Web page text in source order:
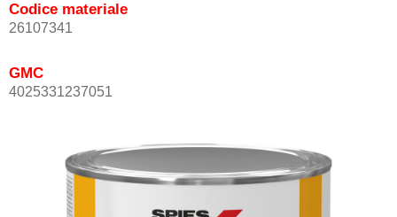
Codice materiale
26107341
GMC
4025331237051